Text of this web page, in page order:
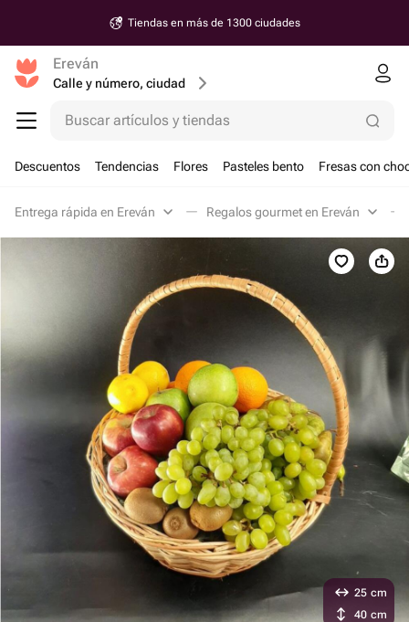
Tiendas en más de 1300 ciudades
Ereván
Calle y número, ciudad
Buscar artículos y tiendas
Descuentos Tendencias Flores Pasteles bento Fresas con
Entrega rápida en Ereván Regalos gourmet en Ereván
25 cm
40 cm